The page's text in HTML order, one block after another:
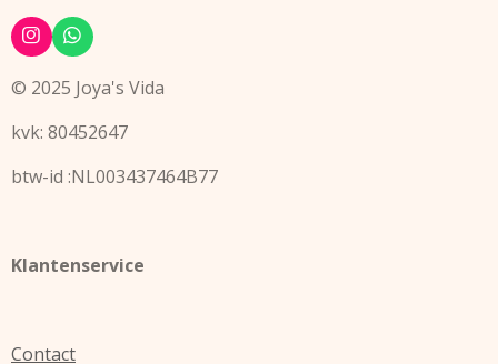
I
n
s
t
g
m
W
h
a
t
A
p
© 2025 Joya's Vida
kvk: 80452647
btw-id :NL003437464B77
Klantenservice
Contact